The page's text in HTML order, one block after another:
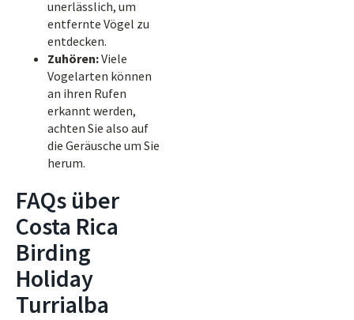
unerlässlich, um
entfernte Vögel zu
entdecken.
Zuhören:Viele
Vogelarten können
an ihren Rufen
erkannt werden,
achten Sie also auf
die Geräusche um Sie
herum.
FAQs über
Costa Rica
Birding
Holiday
Turrialba